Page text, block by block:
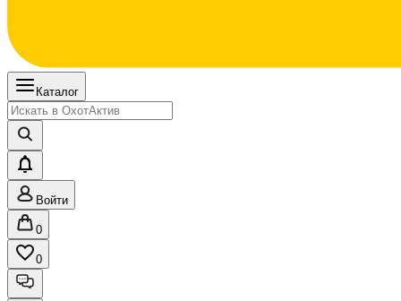
Каталог
Войти
0
0